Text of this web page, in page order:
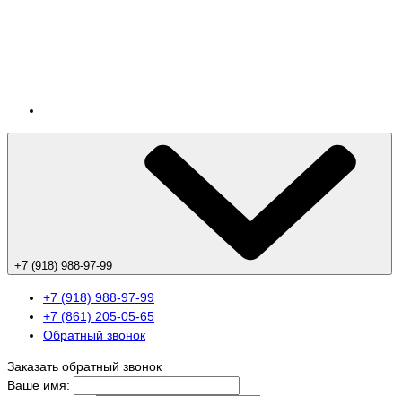
+7 (918) 988-97-99
+7 (918) 988-97-99
+7 (861) 205-05-65
Обратный звонок
Заказать обратный звонок
Ваше имя: